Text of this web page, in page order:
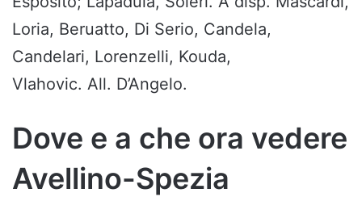
Loria, Beruatto, Di Serio, Candela,
Candelari, Lorenzelli, Kouda,
Vlahovic. All. D’Angelo.
Dove e a che ora vedere
Avellino-Spezia